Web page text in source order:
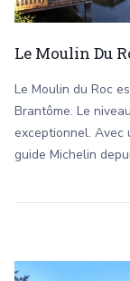
Le Moulin Du
Le Moulin du Roc
Brantôme. Le
exceptionnel.
guide Michelin